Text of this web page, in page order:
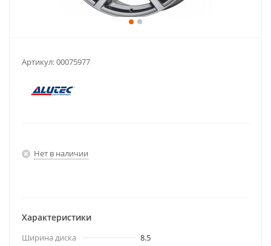
Артикул:00075977
Нет в наличии
Характеристики
Ширина диска
8.5